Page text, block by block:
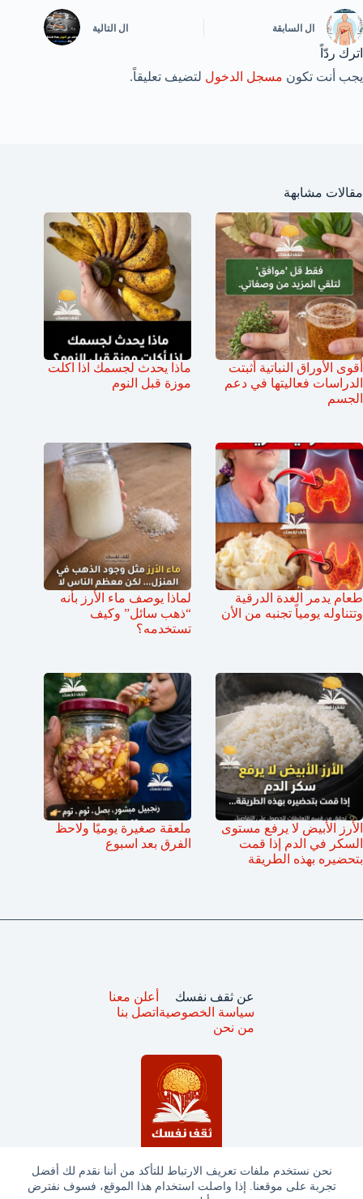
نحن نستخدم ملفات تعريف الارتباط للتأكد من أننا نقدم لك أفضل
تجربة على موقعنا. إذا واصلت استخدام هذا الموقع، فسوف نفترض
ال السابقة ال التالية
اترك ردّاً
يجب أنت تكون مسجل الدخول لتضيف تعليقاً.
مقالات مشابهة
أقوى الأوراق النباتية أثبتت
الدراسات فعاليتها في دعم
الجسم
ماذا يحدث لجسمك اذا اكلت
موزة قبل النوم
طعام يدمر الغدة الدرقية
وتتناوله يومياً تجنبه من الأن
لماذا يوصف ماء الأرز بأنه
“ذهب سائل” وكيف
تستخدمه؟
الأرز الأبيض لا يرفع مستوى
السكر في الدم إذا قمت
بتحضيره بهذه الطريقة
ملعقة صغيرة يوميًا ولاحظ
الفرق بعد اسبوع
عن ثقف نفسك
سياسة الخصوصية
من نحن
أعلن معنا
اتصل بنا